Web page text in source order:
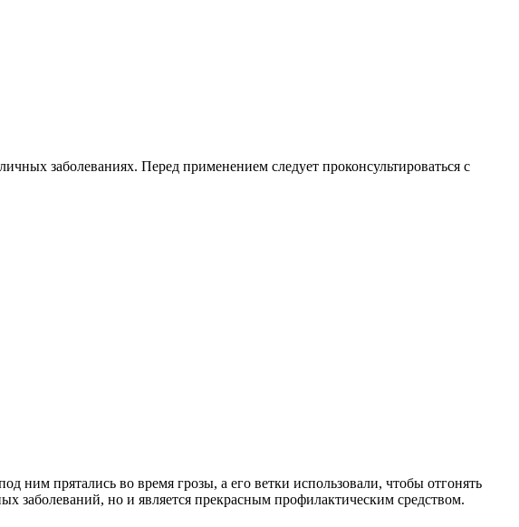
заболеваниях. Перед применением следует проконсультироваться с
прятались во время грозы, а его ветки использовали, чтобы отгонять
заболеваний, но и является прекрасным профилактическим средством.